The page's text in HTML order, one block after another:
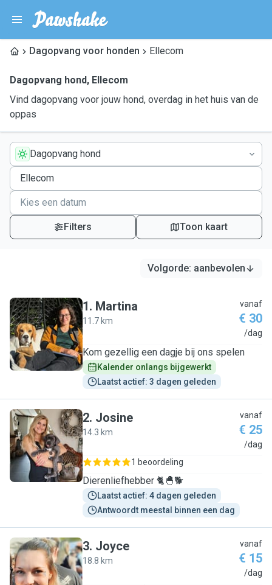
Dagopvang voor honden Ellecom
Dagopvang hond, Ellecom
Vind dagopvang voor jouw hond, overdag in het huis van de
oppas
Dagopvang hond
Filters Toon kaart
Volgorde: aanbevolen
M
1. Martina
11.7 km
vanaf
€ 30
/dag
Kom gezellig een dagje bij ons spelen
Kalender onlangs bijgewerkt
Laatst actief: 3 dagen geleden
J
2. Josine
14.3 km
vanaf
€ 25
/dag
1 beoordeling
Dierenliefhebber 🐈🐣🐕
Laatst actief: 4 dagen geleden
Antwoordt meestal binnen een dag
J
3. Joyce
18.8 km
vanaf
€ 15
/dag